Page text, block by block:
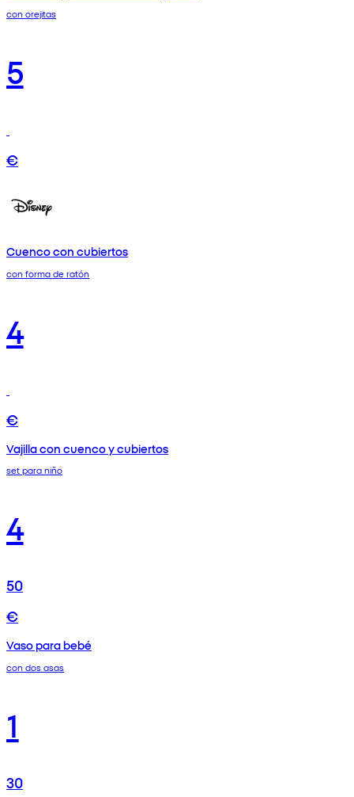
con orejitas
5
€
Cuenco con cubiertos
con forma de ratón
4
€
Vajilla con cuenco y cubiertos
set para niño
4
50
€
Vaso para bebé
con dos asas
1
30